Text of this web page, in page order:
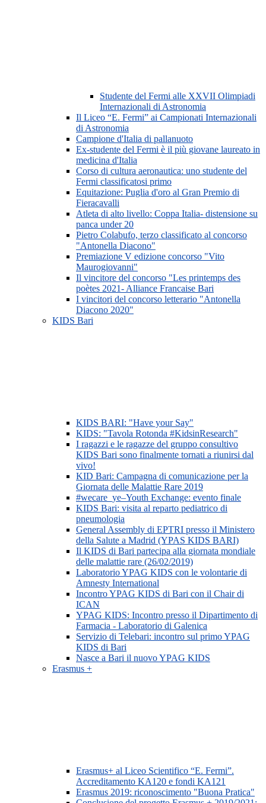
Studente del Fermi alle XXVII Olimpiadi
Internazionali di Astronomia
Il Liceo “E. Fermi” ai Campionati Internazionali
di Astronomia
Campione d'Italia di pallanuoto
Ex-studente del Fermi è il più giovane laureato in
medicina d'Italia
Corso di cultura aeronautica: uno studente del
Fermi classificatosi primo
Equitazione: Puglia d'oro al Gran Premio di
Fieracavalli
Atleta di alto livello: Coppa Italia- distensione su
panca under 20
Pietro Colabufo, terzo classificato al concorso
"Antonella Diacono"
Premiazione V edizione concorso "Vito
Maurogiovanni"
Il vincitore del concorso "Les printemps des
poètes 2021- Alliance Francaise Bari
I vincitori del concorso letterario "Antonella
Diacono 2020"
KIDS Bari
KIDS BARI: "Have your Say"
KIDS: "Tavola Rotonda #KidsinResearch"
I ragazzi e le ragazze del gruppo consultivo
KIDS Bari sono finalmente tornati a riunirsi dal
vivo!
KID Bari: Campagna di comunicazione per la
Giornata delle Malattie Rare 2019
#wecare_ye–Youth Exchange: evento finale
KIDS Bari: visita al reparto pediatrico di
pneumologia
General Assembly di EPTRI presso il Ministero
della Salute a Madrid (YPAS KIDS BARI)
Il KIDS di Bari partecipa alla giornata mondiale
delle malattie rare (26/02/2019)
Laboratorio YPAG KIDS con le volontarie di
Amnesty International
Incontro YPAG KIDS di Bari con il Chair di
ICAN
YPAG KIDS: Incontro presso il Dipartimento di
Farmacia - Laboratorio di Galenica
Servizio di Telebari: incontro sul primo YPAG
KIDS di Bari
Nasce a Bari il nuovo YPAG KIDS
Erasmus +
Erasmus+ al Liceo Scientifico “E. Fermi”.
Accreditamento KA120 e fondi KA121
Erasmus 2019: riconoscimento "Buona Pratica"